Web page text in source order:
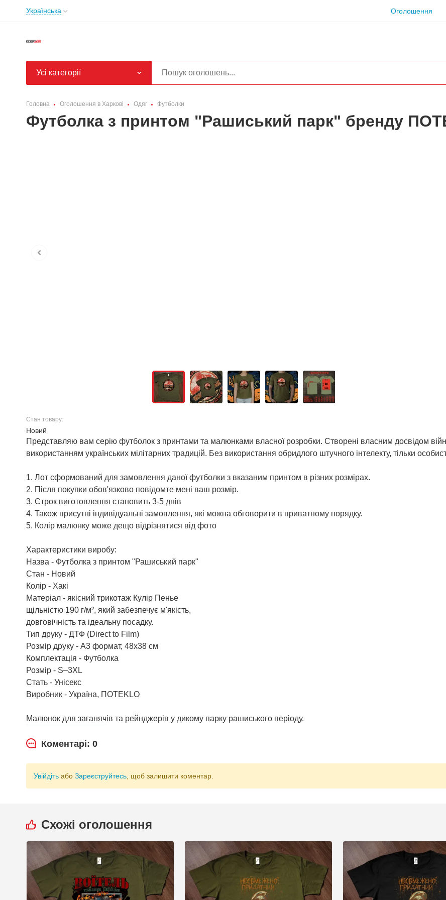
Українська Оголошення
Усі категорії
Головна Оголошення в Харкові Одяг Футболки
Футболка з принтом "Рашиський парк" бренду
Стан товару:
Новий
Представляю вам серію футболок з принтами та малюнками власної розробки. Створені власним досвідом
використанням українських мілітарних традицій. Без використання обридлого штучного інтелекту, тільки
1. Лот сформований для замовлення даної футболки з вказаним принтом в різних розмірах.
2. Після покупки обов'язково повідомте мені ваш розмір.
3. Строк виготовлення становить 3-5 днів
4. Також присутні індивідуальні замовлення, які можна обговорити в приватному порядку.
5. Колір малюнку може дещо відрізнятися від фото
Характеристики виробу:
Назва - Футболка з принтом "Рашиський парк"
Стан - Новий
Колір - Хакі
Матеріал - якісний трикотаж Кулір Пенье
щільністю 190 г/м², який забезпечує м'якість,
довговічність та ідеальну посадку.
Тип друку - ДТФ (Direct to Film)
Розмір друку - А3 формат, 48х38 см
Комплектація - Футболка
Розмір - S–3XL
Стать - Унісекс
Виробник - Україна, ПOTEKLO
Малюнок для заганячів та рейнджерів у дикому парку рашиського періоду.
Коментарі: 0
Увійдіть або Зареєструйтесь , щоб залишити коментар.
Схожі оголошення